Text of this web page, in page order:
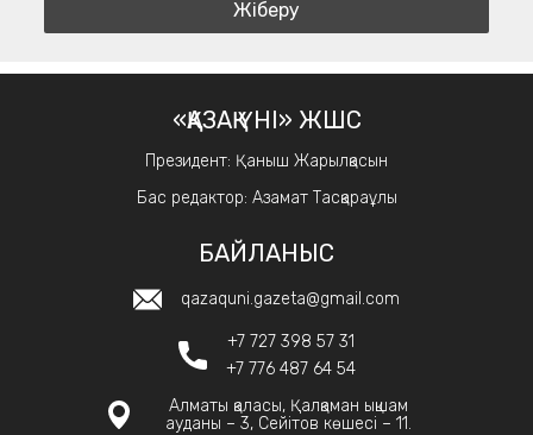
«ҚАЗАҚ ҮНІ» ЖШС
Президент: Қаныш Жарылқасын
Бас редактор: Азамат Тасқараұлы
БАЙЛАНЫС
qazaquni.gazeta@gmail.com
+7 727 398 57 31
+7 776 487 64 54
Алматы қаласы, Қалқаман ықшам
ауданы – 3, Сейітов көшесі – 11.